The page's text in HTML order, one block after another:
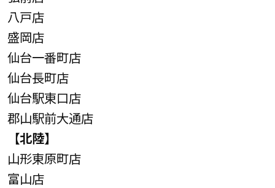
八戸店
盛岡店
仙台一番町店
仙台長町店
仙台駅東口店
郡山駅前大通店
【北陸】
山形東原町店
富山店